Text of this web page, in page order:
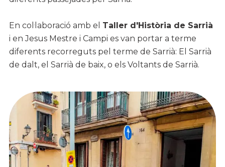
En col·laboració amb el Taller d'Història de Sarrià
i en Jesus Mestre i Campi es van portar a terme
diferents recorreguts pel terme de Sarrià: El Sarrià
de dalt, el Sarrià de baix, o els Voltants de Sarrià.